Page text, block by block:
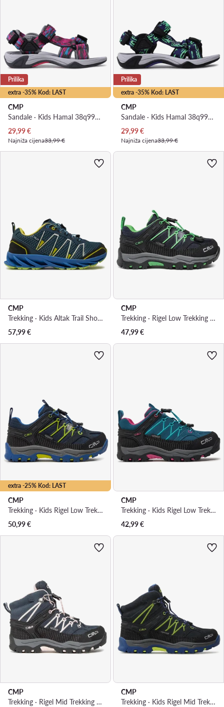
extra -35% Kod: LAST
Prilika
CMP
Sandale · Kids Hamal 38q9954 · Ružičasta
Trenutna cijena
29,99€
Najniža cijena33,99 €
extra -35% Kod: LAST
Prilika
CMP
Sandale · Kids Hamal 38q9955 · Plava
Trenutna cijena
29,99€
Najniža cijena33,99 €
CMP
Trekking · Kids Altak Trail Shoe 2.0 30Q9674J · Tamnoplava
57,99€
CMP
Trekking · Rigel Low Trekking 3Q54554 · Tamnoplava
47,99€
extra -25% Kod: LAST
CMP
Trekking · Kids Rigel Low Trekking Wp 3Q54554 · Tamnoplava
50,99€
CMP
Trekking · Kids Rigel Low Trekking Shoes Wp 3Q13244 · Plava
42,99€
CMP
Trekking · Rigel Mid Trekking Wp 3Q12944 · Tamnoplava
CMP
Trekking · Kids Rigel Mid Trekking Shoe Wp 3Q12944 · Tamnoplava